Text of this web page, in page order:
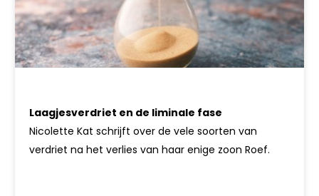
Laagjesverdriet en de liminale fase
Nicolette Kat schrijft over de vele soorten van
verdriet na het verlies van haar enige zoon Roef.